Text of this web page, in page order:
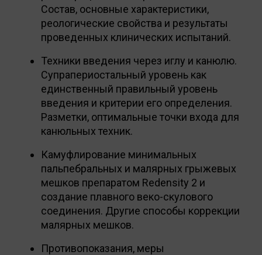
Состав, основные характеристики,
реологические свойства и результаты
проведенных клинических испытаний.
Техники введения через иглу и канюлю.
Супрапериостальный уровень как
единственный правильный уровень
введения и критерии его определения.
Разметки, оптимальные точки входа для
канюльных техник.
Камуфлирование минимальных
пальпебральных и малярных грыжевых
мешков препаратом Redensity 2 и
создание плавного веко-скулового
соединения. Другие способы коррекции
малярных мешков.
Противопоказания, меры